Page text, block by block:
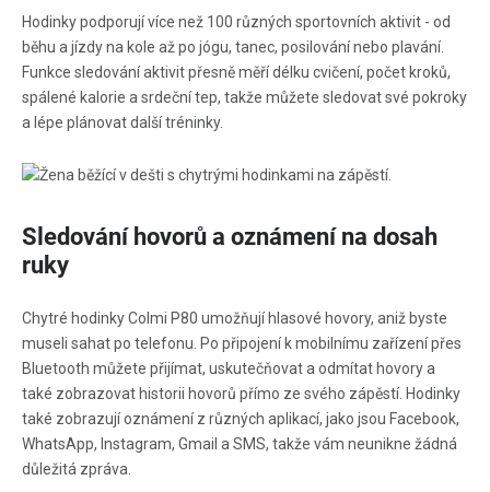
Hodinky podporují více než 100 různých sportovních aktivit - od
běhu a jízdy na kole až po jógu, tanec, posilování nebo plavání.
Funkce sledování aktivit přesně měří délku cvičení, počet kroků,
spálené kalorie a srdeční tep, takže můžete sledovat své pokroky
a lépe plánovat další tréninky.
Sledování hovorů a oznámení na dosah
ruky
Chytré hodinky Colmi P80 umožňují hlasové hovory, aniž byste
museli sahat po telefonu. Po připojení k mobilnímu zařízení přes
Bluetooth můžete přijímat, uskutečňovat a odmítat hovory a
také zobrazovat historii hovorů přímo ze svého zápěstí. Hodinky
také zobrazují oznámení z různých aplikací, jako jsou Facebook,
WhatsApp, Instagram, Gmail a SMS, takže vám neunikne žádná
důležitá zpráva.